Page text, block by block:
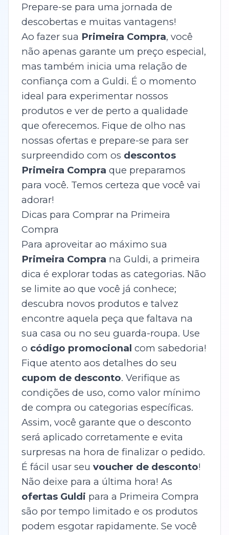
Prepare-se para uma jornada de
descobertas e muitas vantagens!
Ao fazer sua Primeira Compra, você
não apenas garante um preço especial,
mas também inicia uma relação de
confiança com a Guldi. É o momento
ideal para experimentar nossos
produtos e ver de perto a qualidade
que oferecemos. Fique de olho nas
nossas ofertas e prepare-se para ser
surpreendido com os descontos
Primeira Compra que preparamos
para você. Temos certeza que você vai
adorar!
Dicas para Comprar na Primeira
Compra
Para aproveitar ao máximo sua
Primeira Compra na Guldi, a primeira
dica é explorar todas as categorias. Não
se limite ao que você já conhece;
descubra novos produtos e talvez
encontre aquela peça que faltava na
sua casa ou no seu guarda-roupa. Use
o código promocional com sabedoria!
Fique atento aos detalhes do seu
cupom de desconto. Verifique as
condições de uso, como valor mínimo
de compra ou categorias específicas.
Assim, você garante que o desconto
será aplicado corretamente e evita
surpresas na hora de finalizar o pedido.
É fácil usar seu voucher de desconto!
Não deixe para a última hora! As
ofertas Guldi para a Primeira Compra
são por tempo limitado e os produtos
podem esgotar rapidamente. Se você